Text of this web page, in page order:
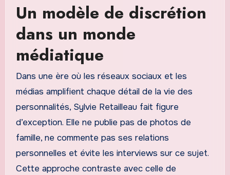
Un modèle de discrétion
dans un monde
médiatique
Dans une ère où les réseaux sociaux et les
médias amplifient chaque détail de la vie des
personnalités, Sylvie Retailleau fait figure
d’exception. Elle ne publie pas de photos de
famille, ne commente pas ses relations
personnelles et évite les interviews sur ce sujet.
Cette approche contraste avec celle de